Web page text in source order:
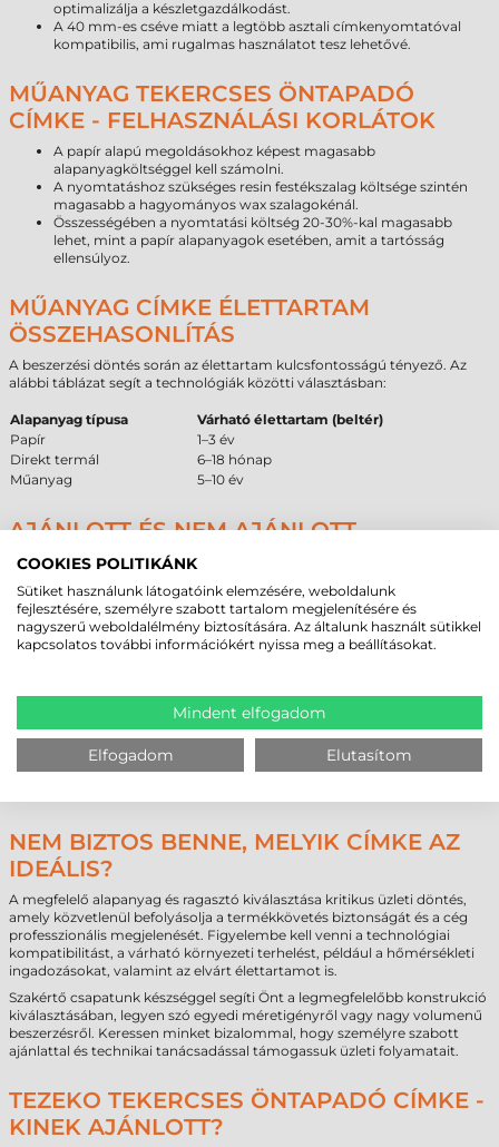
optimalizálja a készletgazdálkodást.
A 40 mm-es cséve miatt a legtöbb asztali címkenyomtatóval
kompatibilis, ami rugalmas használatot tesz lehetővé.
MŰANYAG TEKERCSES ÖNTAPADÓ
CÍMKE - FELHASZNÁLÁSI KORLÁTOK
A papír alapú megoldásokhoz képest magasabb
alapanyagköltséggel kell számolni.
A nyomtatáshoz szükséges resin festékszalag költsége szintén
magasabb a hagyományos wax szalagokénál.
Összességében a nyomtatási költség 20-30%-kal magasabb
lehet, mint a papír alapanyagok esetében, amit a tartósság
ellensúlyoz.
MŰANYAG CÍMKE ÉLETTARTAM
ÖSSZEHASONLÍTÁS
A beszerzési döntés során az élettartam kulcsfontosságú tényező. Az
alábbi táblázat segít a technológiák közötti választásban:
Alapanyag típusa
Várható élettartam (beltér)
Papír
1–3 év
Direkt termál
6–18 hónap
Műanyag
5–10 év
AJÁNLOTT ÉS NEM AJÁNLOTT
FELÜLETEK
A ragasztó tapadási képessége nagyban függ a célfelület
tulajdonságaitól. Az alábbi összefoglaló a beszerzői döntést támogatja a
műszaki paraméterek alapján.
műanyag (PE, PP)
műanyag
felületek
Strukturált
műanyag felület
Porózus karton és papír
Sima üveg és kerámia
pormentes ipari
Szilikonos bevonat vagy
NEM BIZTOS BENNE, MELYIK CÍMKE AZ
IDEÁLIS?
A megfelelő alapanyag és ragasztó kiválasztása kritikus üzleti döntés,
amely közvetlenül befolyásolja a termékkövetés biztonságát és a cég
professzionális megjelenését. Figyelembe kell venni a technológiai
kompatibilitást, a várható környezeti terhelést, például a hőmérsékleti
ingadozásokat, valamint az elvárt élettartamot is.
Szakértő csapatunk készséggel segíti Önt a legmegfelelőbb konstrukció
kiválasztásában, legyen szó egyedi méretigényről vagy nagy volumenű
beszerzésről. Keressen minket bizalommal, hogy személyre szabott
ajánlattal és technikai tanácsadással támogassuk üzleti folyamatait.
TEZEKO TEKERCSES ÖNTAPADÓ CÍMKE -
KINEK AJÁNLOTT?
COOKIES POLITIKÁNK
Sütiket használunk látogatóink elemzésére, weboldalunk
fejlesztésére, személyre szabott tartalom megjelenítésére és
nagyszerű weboldalélmény biztosítására. Az általunk használt sütikkel
kapcsolatos további információkért nyissa meg a beállításokat.
Mindent elfogadom
Elfogadom Elutasítom